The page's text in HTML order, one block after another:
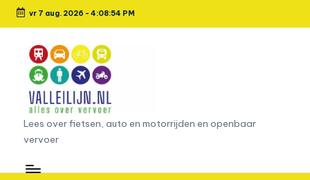
Ga
inhoud
vr 7 aug. 2026 - 4:08:54 PM
L
e
e
Lees over fietsen, auto en motorrijden en openbaar
vervoer